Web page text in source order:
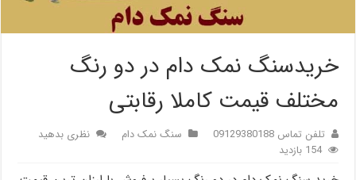
خریدسنگ نمک دام در دو رنگ
مختلف قیمت کاملا رقابتی
تلفن تماس 09129380188 سنگ نمک دام
نظری بدهید
154 بازدید